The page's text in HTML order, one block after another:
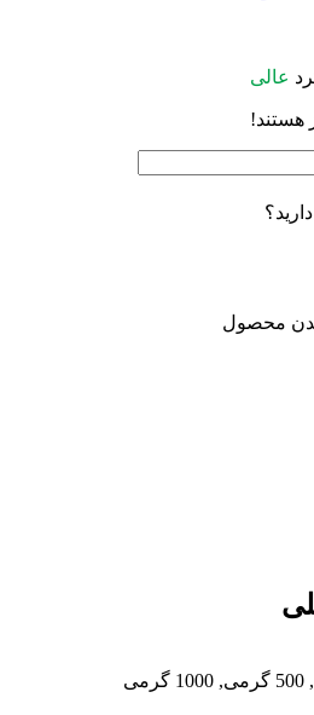
عالی
هستند!
محصول